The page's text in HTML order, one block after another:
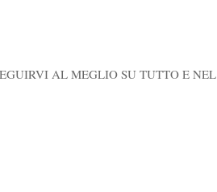
AL MEGLIO SU TUTTO E NEL